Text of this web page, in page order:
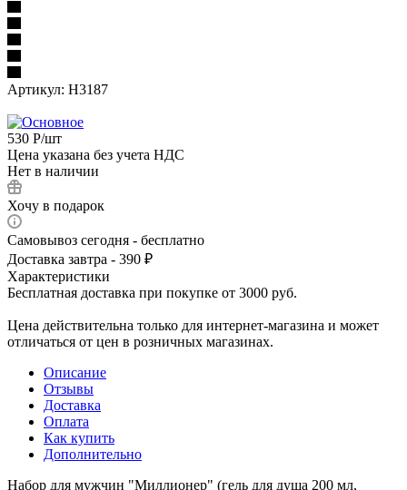
Артикул: Н3187
530 Р/шт
Цена указана без учета НДС
Нет в наличии
Хочу в подарок
Самовывоз сегодня - бесплатно
Доставка завтра - 390 ₽
Характеристики
Бесплатная доставка при покупке от 3000 руб.
Цена действительна только для интернет-магазина и может
отличаться от цен в розничных магазинах.
Описание
Отзывы
Доставка
Оплата
Как купить
Дополнительно
Набор для мужчин "Миллионер" (гель для душа 200 мл,